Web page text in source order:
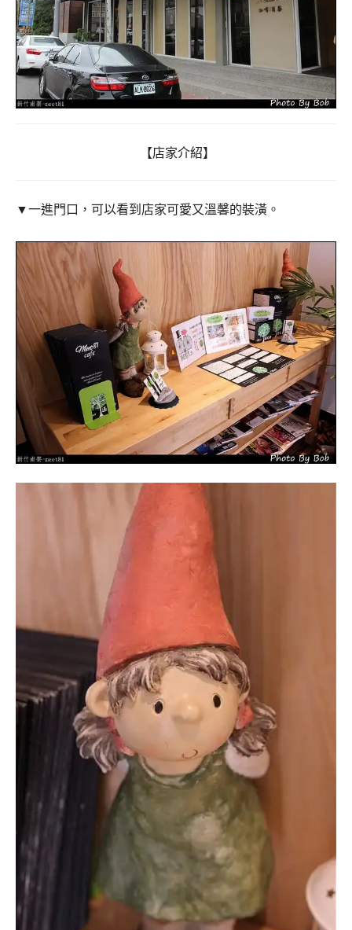
【店家介紹】
▼一進門口，可以看到店家可愛又溫馨的裝潢。